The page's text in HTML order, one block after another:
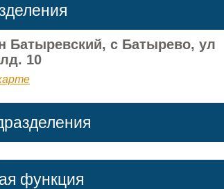
Батыревский, с Батырево, ул
10
функция